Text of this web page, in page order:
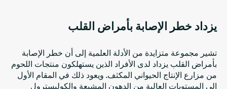
يزداد خطر الإصابة بأمراض القلب
تشير مجموعة متزايدة من الأدلة العلمية إلى أن خطر الإصابة
بأمراض القلب يزداد لدى الأفراد الذين يستهلكون منتجات اللحوم
من مزارع الإنتاج الحيواني المكثف. ويعود ذلك في المقام الأول
إلى المستويات العالية من الدهون المشبعة والكوليسترول